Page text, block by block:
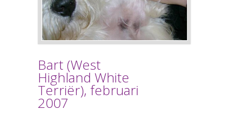
Bart (West
Highland White
Terriër), februari
2007